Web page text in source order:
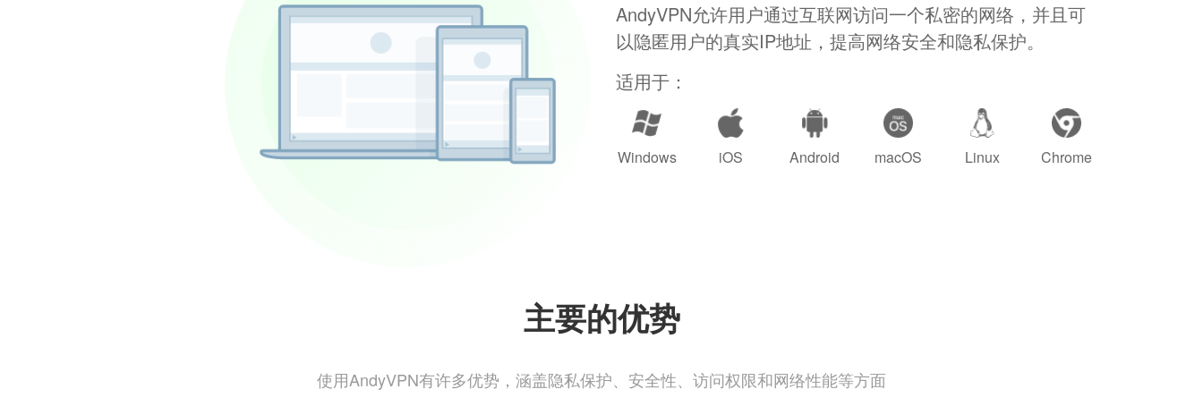
AndyVPN允许用户通过互联网访问一个私密的网络，并且可
以隐匿用户的真实IP地址，提高网络安全和隐私保护。
适用于：
Windows iOS Android macOS Linux Chrome
主要的优势
使用AndyVPN有许多优势，涵盖隐私保护、安全性、访问权限和网络性能等方面